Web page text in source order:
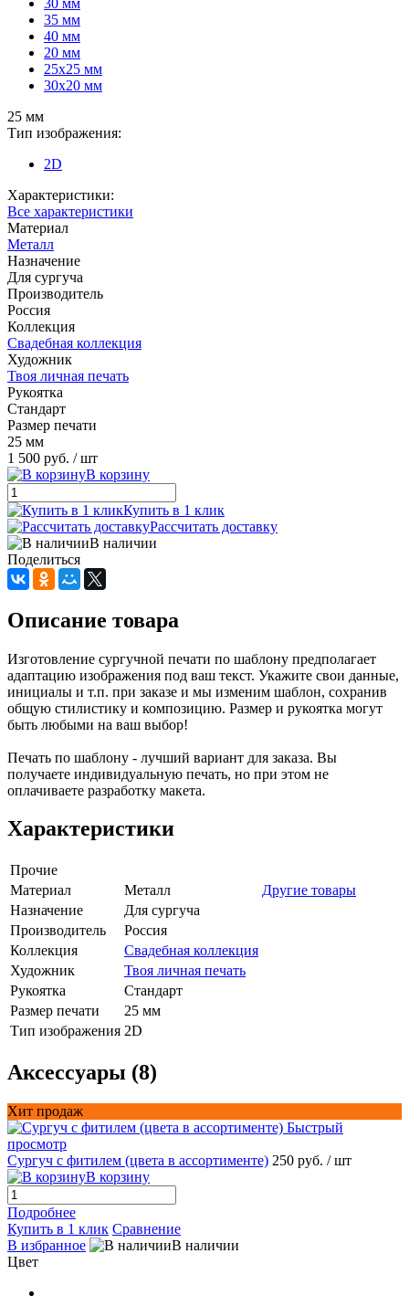
35 мм
40 мм
20 мм
25х25 мм
30х20 мм
25 мм
Тип изображения:
2D
Характеристики:
Все характеристики
Материал
Металл
Назначение
Для сургуча
Производитель
Россия
Коллекция
Свадебная коллекция
Художник
Твоя личная печать
Рукоятка
Стандарт
Размер печати
25 мм
1 500 руб. / шт
В корзину
Купить в 1 клик
Рассчитать доставку
В наличии
Поделиться
Описание товара
Изготовление сургучной печати по шаблону предполагает
адаптацию изображения под ваш текст. Укажите свои данные,
инициалы и т.п. при заказе и мы изменим шаблон, сохранив
общую стилистику и композицию. Размер и рукоятка могут
быть любыми на ваш выбор!
Печать по шаблону - лучший вариант для заказа. Вы
получаете индивидуальную печать, но при этом не
оплачиваете разработку макета.
Характеристики
Прочие
Материал
Металл
Другие товары
Назначение
Для сургуча
Производитель
Россия
Коллекция
Свадебная коллекция
Художник
Твоя личная печать
Рукоятка
Стандарт
Размер печати
25 мм
Тип изображения 2D
Аксессуары (8)
Хит продаж
Быстрый
просмотр
Сургуч с фитилем (цвета в ассортименте) 250 руб. / шт
В корзину
Подробнее
Купить в 1 клик Сравнение
В избранное
В наличии
Цвет